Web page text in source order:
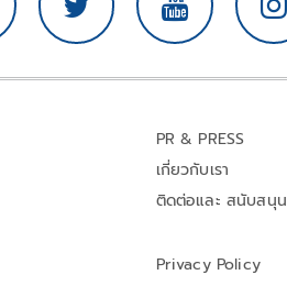
PR & PRESS
เกี่ยวกับเรา
ติดต่อและ สนับสนุน
Privacy Policy